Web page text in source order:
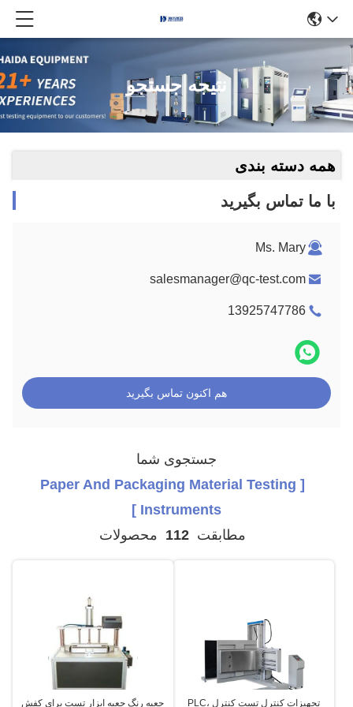
نتیجه جستجو
همه دسته بندی
با ما تماس بگیرید
Ms. Mary
salesmanager@qc-test.com
13925747786
هم اکنون تماس بگیرید
جستجوی شما
[ Paper And Packaging Material Testing
Instruments ]
مطابقت 112 محصولات
تجهیزات کنترل تست کنترل PLC،
جعبه رنگ جعبه ابزار تست برای کفش